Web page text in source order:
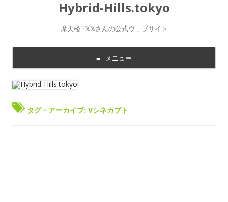
Hybrid-Hills.tokyo
摩天楼𝔼𝕏𝕏さんの公式ウェブサイト
メニュー
コ
ン
テ
ツ
に
移 タグ・アーカイブ: Vシネカブト